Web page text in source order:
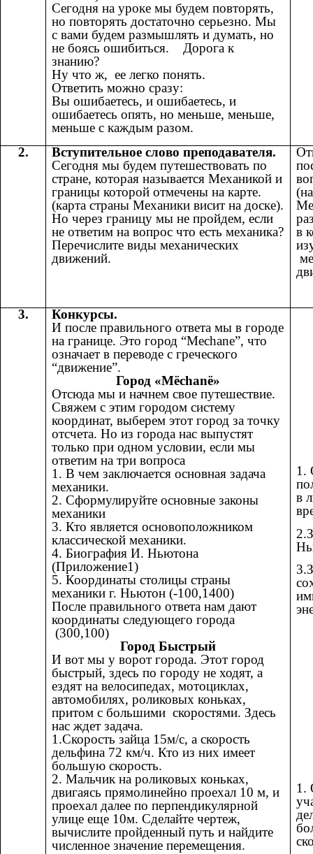
Сегодня на уроке мы будем повторять,
но повторять достаточно серьезно. Мы
с вами будем размышлять и думать, но
не боясь ошибиться. Дорога к
знанию?
Ну что ж, ее легко понять.
Ответить можно сразу:
Вы ошибаетесь, и ошибаетесь, и
ошибаетесь опять, но меньше, меньше,
меньше с каждым разом.
2.
Вступительное слово преподавателя.
Сегодня мы будем путешествовать по
стране, которая называется Механикой и
границы которой отмечены на карте.
(карта страны Механики висит на доске).
Но через границу мы не пройдем, если
не ответим на вопрос что есть механика?
Перечислите виды механических
движений.
в
3.
Конкурсы.
И после правильного ответа мы в городе
на границе. Это город “Mechane”, что
означает в переводе с греческого
“движение”.
Город «Mёchanё»
Отсюда мы и начнем свое путешествие.
Свяжем с этим городом систему
координат, выберем этот город за точку
отсчета. Но из города нас выпустят
только при одном условии, если мы
ответим на три вопроса
1. В чем заключается основная задача
механики.
2. Сформулируйте основные законы
механики
3. Кто является основоположником
классической механики.
4. Биография И. Ньютона
(Приложение1)
5. Координаты столицы страны
механики г. Ньютон (-100,1400)
После правильного ответа нам дают
координаты следующего города
(300,100)
Город Быстрый
И вот мы у ворот города. Этот город
быстрый, здесь по городу не ходят, а
ездят на велосипедах, мотоциклах,
автомобилях, роликовых коньках,
притом с большими скоростями. Здесь
нас ждет задача.
1.Скорость зайца 15м/с, а скорость
дельфина 72 км/ч. Кто из них имеет
большую скорость.
2. Мальчик на роликовых коньках,
двигаясь прямолинейно проехал 10 м, и
проехал далее по перпендикулярной
улице еще 10м. Сделайте чертеж,
вычислите пройденный путь и найдите
численное значение перемещения.
1.
в
1.